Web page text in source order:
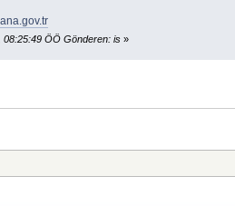
ÖÖ Gönderen: is»